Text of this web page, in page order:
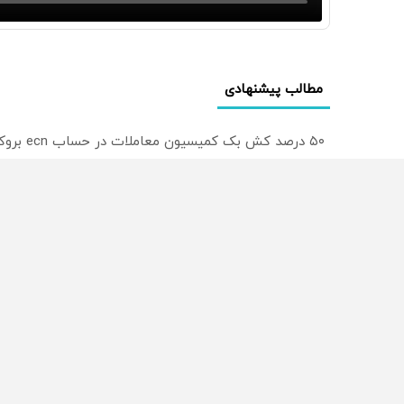
مطالب پیشنهادی
۵۰ درصد کش بک کمیسیون معاملات در حساب ecn بروکر اینوسلو